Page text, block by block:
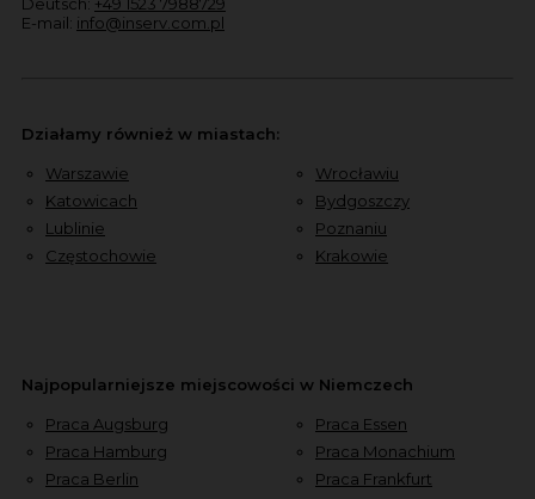
E-mail: info@inserv.com.pl
Działamy również w miastach:
Warszawie
Katowicach
Lublinie
Częstochowie
Wrocławiu
Bydgoszczy
Poznaniu
Krakowie
Najpopularniejsze miejscowości w Niemczech
Praca Augsburg
Praca Hamburg
Praca Berlin
Praca Essen
Praca Monachium
Praca Frankfurt